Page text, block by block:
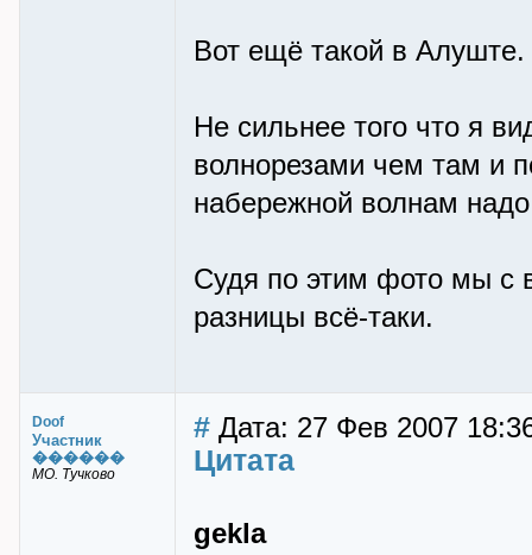
Вот ещё такой в Алуште.
Не сильнее того что я
волнорезами чем там и
набережной волнам
Судя по этим фото мы с
разницы всё-таки.
Doof
Участник
������
МО. Тучково
# Дата: 27 Фев 2007
Цитата
gekla